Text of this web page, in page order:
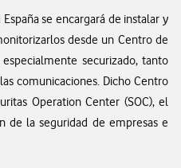
se encargará de instalar y
desde un Centro de
securizado, tanto
comunicaciones. Dicho Centro
Operation Center (SOC), el
de la seguridad de empresas e